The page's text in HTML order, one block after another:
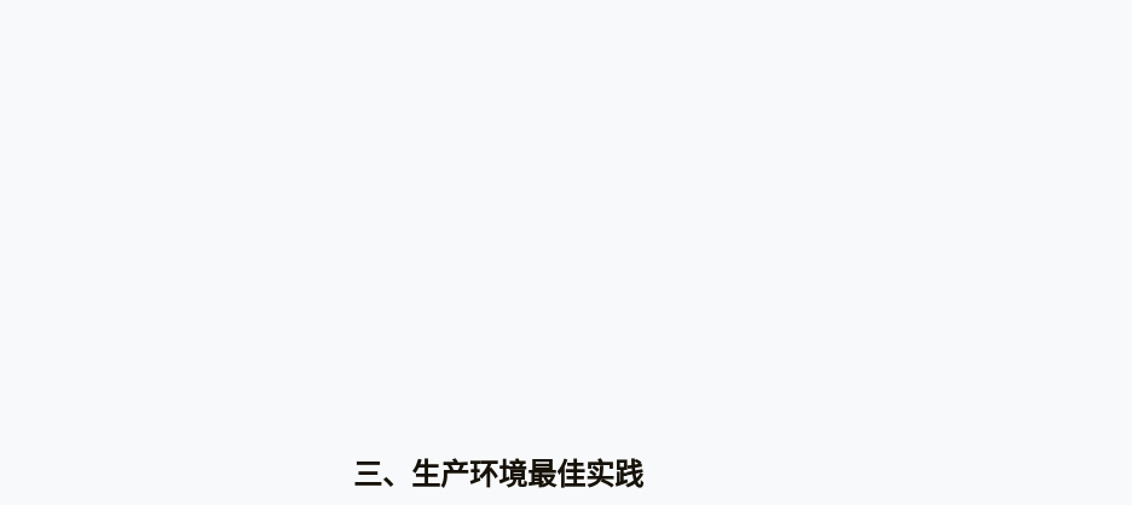
三、生产环境最佳实践